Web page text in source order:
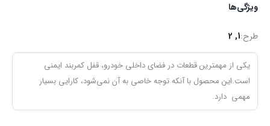
ویژگی‌ها
طرح:1, 2
یکی از مهمترین قطعات در فضای داخلی خودرو، قفل کمربند ایمنی
است.این محصول با آنکه توجه خاصی به آن نمی‌شود، کارایی بسیار
مهمی دارد.